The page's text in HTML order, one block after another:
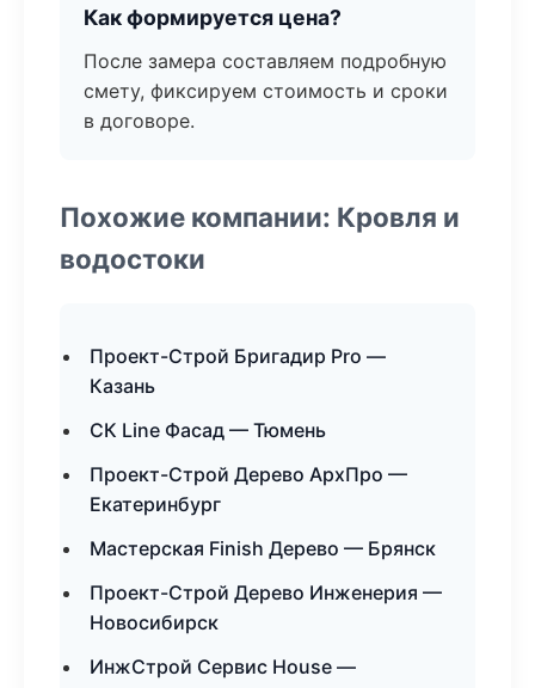
Как формируется цена?
После замера составляем подробную
смету, фиксируем стоимость и сроки
в договоре.
Похожие компании: Кровля и
водостоки
Проект-Строй Бригадир Pro —
Казань
СК Line Фасад — Тюмень
Проект-Строй Дерево АрхПро —
Екатеринбург
Мастерская Finish Дерево — Брянск
Проект-Строй Дерево Инженерия —
Новосибирск
ИнжСтрой Сервис House —